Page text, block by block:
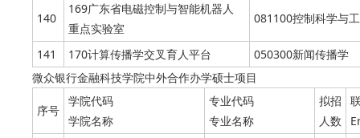
140
169广东省电磁控制与智能机器人
重点实验室
081100控制科学与
141 170计算传播学交叉育人平台
050300新闻传播学
微众银行金融科技学院中外合作办学硕士项目
序号
学院代码
学院名称
专业代码
专业名称
拟招
人数